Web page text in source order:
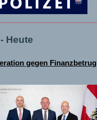
Heute
gegen Finanzbetrug